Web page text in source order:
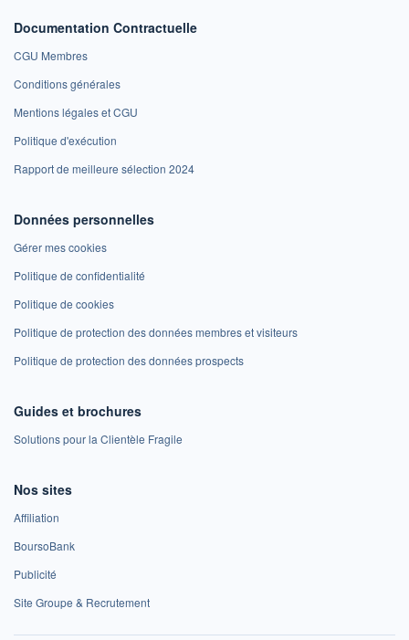
Documentation Contractuelle
CGU Membres
Conditions générales
Mentions légales et CGU
Politique d'exécution
Rapport de meilleure sélection 2024
Données personnelles
Gérer mes cookies
Politique de confidentialité
Politique de cookies
Politique de protection des données membres et visiteurs
Politique de protection des données prospects
Guides et brochures
Solutions pour la Clientèle Fragile
Nos sites
Affiliation
BoursoBank
Publicité
Site Groupe & Recrutement